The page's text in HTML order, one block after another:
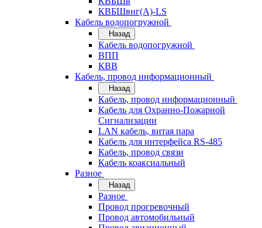
КВБШвнг(А)-LS
Кабель водопогружной
Назад
Кабель водопогружной
ВПП
КВВ
Кабель, провод информационный
Назад
Кабель, провод информационный
Кабель для Охранно-Пожарной
Сигнализации
LAN кабель, витая пара
Кабель для интерфейса RS-485
Кабель, провод связи
Кабель коаксиальный
Разное
Назад
Разное
Провод прогревочный
Провод автомобильный